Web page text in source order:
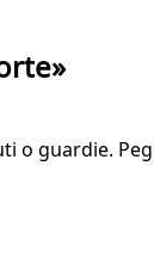
o guardie.